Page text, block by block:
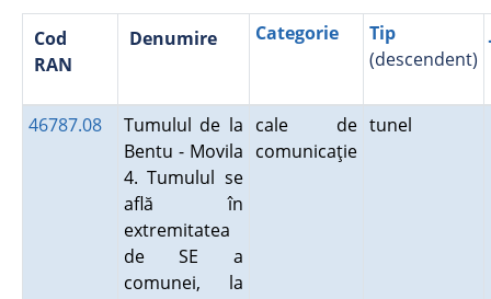
Cod
RAN
Denumire Categorie
Tip
(descendent)
46787.08
Tumulul de la
Bentu - Movila
4. Tumulul se
află în
extremitatea
de SE a
comunei, la
cale de
comunicaţie
tunel